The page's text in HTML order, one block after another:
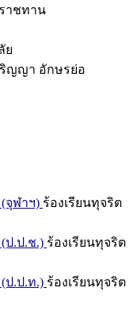
าชทาน
ย
ญญา อักษรย่อ
จุฬาฯ) ร้องเรียนทุจริต
ป.ป.ช.) ร้องเรียนทุจริต
ป.ป.ท.) ร้องเรียนทุจริต